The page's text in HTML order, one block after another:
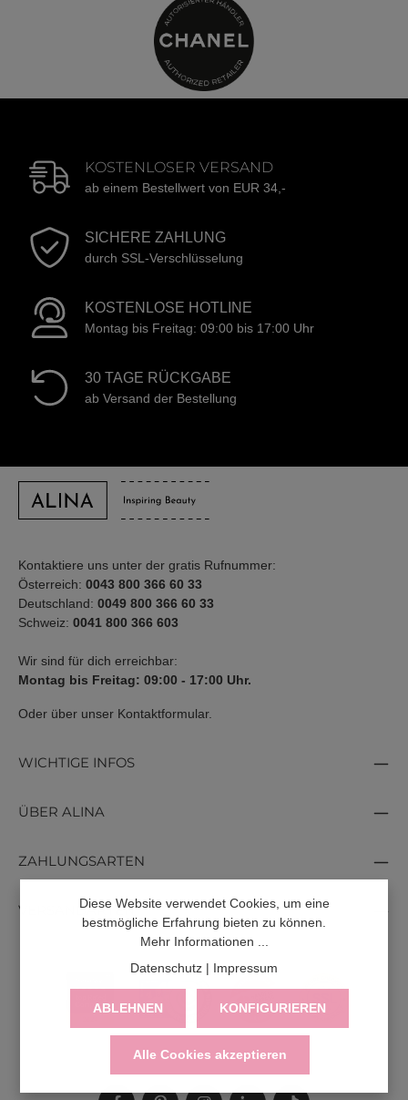
KOSTENLOSER VERSAND
ab einem Bestellwert von EUR 34,-
SICHERE ZAHLUNG
durch SSL-Verschlüsselung
KOSTENLOSE HOTLINE
Montag bis Freitag: 09:00 bis 17:00 Uhr
30 TAGE RÜCKGABE
ab Versand der Bestellung
Kontaktiere uns unter der gratis Rufnummer:
Österreich: 0043 800 366 60 33
Deutschland: 0049 800 366 60 33
Schweiz: 0041 800 366 603
Wir sind für dich erreichbar:
Montag bis Freitag: 09:00 - 17:00 Uhr.
Oder über unser Kontaktformular.
WICHTIGE INFOS
ÜBER ALINA
ZAHLUNGSARTEN
VERSANDARTENDiese Website verwendet Cookies, um eine
bestmögliche Erfahrung bieten zu können.
Mehr Informationen ...
Datenschutz | Impressum
ABLEHNEN KONFIGURIEREN
Alle Cookies akzeptieren